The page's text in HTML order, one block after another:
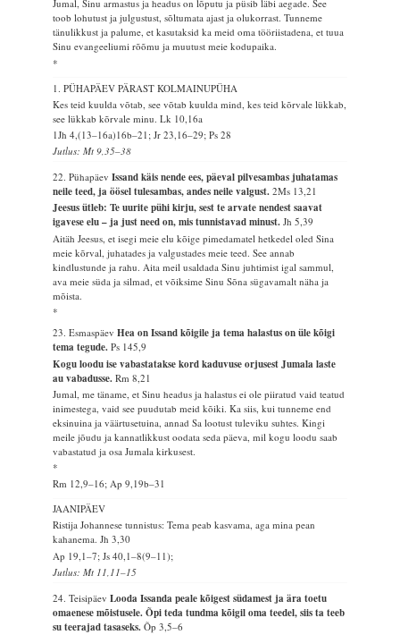
Jumal, Sinu armastus ja headus on lõputu ja püsib läbi aegade. See
toob lohutust ja julgustust, sõltumata ajast ja olukorrast. Tunneme
tänulikkust ja palume, et kasutaksid ka meid oma tööriistadena, et tuua
Sinu evangeeliumi rõõmu ja muutust meie kodupaika.
*
1. PÜHAPÄEV PÄRAST KOLMAINUPÜHA
Kes teid kuulda võtab, see võtab kuulda mind, kes teid kõrvale lükkab,
see lükkab kõrvale minu.Lk 10,16a
1Jh 4,(13–16a)16b–21; Jr 23,16–29; Ps 28
Jutlus: Mt 9,35–38
22. PühapäevIssand käis nende ees, päeval pilvesambas juhatamas
neile teed, ja öösel tulesambas, andes neile valgust.2Ms 13,21
Jeesus ütleb: Te uurite pühi kirju, sest te arvate nendest saavat
igavese elu – ja just need on, mis tunnistavad minust.Jh 5,39
Aitäh Jeesus, et isegi meie elu kõige pimedamatel hetkedel oled Sina
meie kõrval, juhatades ja valgustades meie teed. See annab
kindlustunde ja rahu. Aita meil usaldada Sinu juhtimist igal sammul,
ava meie süda ja silmad, et võiksime Sinu Sõna sügavamalt näha ja
mõista.
*
23. EsmaspäevHea on Issand kõigile ja tema halastus on üle kõigi
tema tegude.Ps 145,9
Kogu loodu ise vabastatakse kord kaduvuse orjusest Jumala laste
au vabadusse.Rm 8,21
Jumal, me täname, et Sinu headus ja halastus ei ole piiratud vaid teatud
inimestega, vaid see puudutab meid kõiki. Ka siis, kui tunneme end
eksinuina ja väärtusetuina, annad Sa lootust tuleviku suhtes. Kingi
meile jõudu ja kannatlikkust oodata seda päeva, mil kogu loodu saab
vabastatud ja osa Jumala kirkusest.
*
Rm 12,9–16; Ap 9,19b–31
JAANIPÄEV
Ristija Johannese tunnistus: Tema peab kasvama, aga mina pean
kahanema.Jh 3,30
Ap 19,1–7; Js 40,1–8(9–11);
Jutlus: Mt 11,11–15
24. TeisipäevLooda Issanda peale kõigest südamest ja ära toetu
omaenese mõistusele. Õpi teda tundma kõigil oma teedel, siis ta teeb
su teerajad tasaseks.Õp 3,5–6